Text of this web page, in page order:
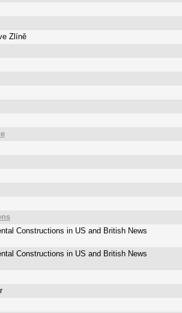
Zlíně
Constructions in US and British News
Constructions in US and British News